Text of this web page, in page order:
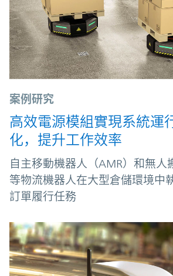
案例研究
高效電源模組實現系統運
化，提升工作效率
自主移動機器人（AMR）和無人
等物流機器人在大型倉儲環境中
訂單履行任務